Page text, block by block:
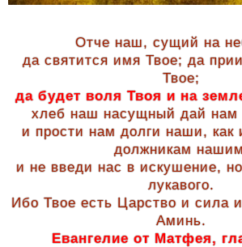
Отче наш, сущий на
да святится имя Твое; да
Твое;
да будет воля Твоя и на
хлеб наш насущный дай нам
и прости нам долги наши,
должникам
и не введи нас в искушение,
лукавого.
Ибо Твое есть Царство и сила
Аминь.
Евангелие от Матфея,